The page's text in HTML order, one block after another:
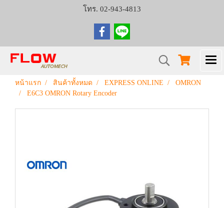
โทร. 02-943-4813
หน้าแรก สินค้าทั้งหมด EXPRESS ONLINE
OMRON
E6C3 OMRON Rotary Encoder